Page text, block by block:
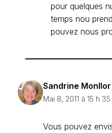
pour quelques
temps nou
pouvez nous
Sandrine Monllor
Mai 8, 2011 à 15 h
Vous pouvez